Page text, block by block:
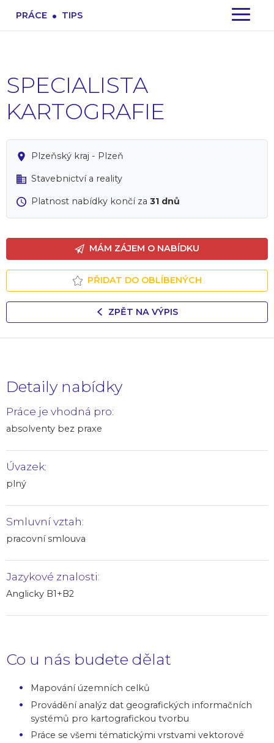
PRÁCE . TIPS
SPECIALISTA
KARTOGRAFIE
Plzeňský kraj - Plzeň
Stavebnictví a reality
Platnost nabídky končí za 31 dnů
MÁM ZÁJEM O NABÍDKU
PŘIDAT DO OBLÍBENÝCH
ZPĚT NA VÝPIS
Detaily nabídky
Práce je vhodná pro:
absolventy bez praxe
Úvazek:
plný
Smluvní vztah:
pracovní smlouva
Jazykové znalosti:
Anglicky B1+B2
Co u nás budete dělat
Mapování územních celků
Provádění analýz dat geografických informačních
systémů pro kartografickou tvorbu
Práce se všemi tématickými vrstvami vektorové